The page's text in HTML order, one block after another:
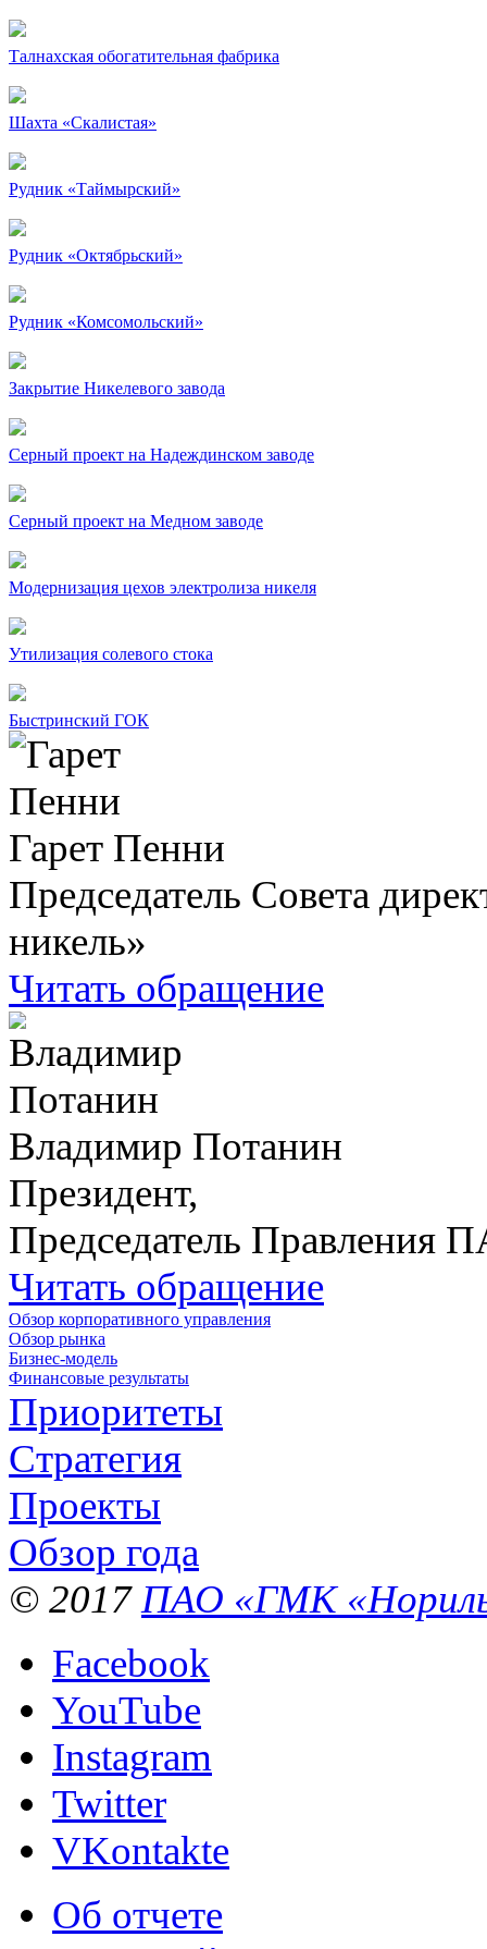
Талнахская обогатительная фабрика
Шахта «Скалистая»
Рудник «Таймырский»
Рудник «Октябрьский»
Рудник «Комсомольский»
Закрытие Никелевого завода
Серный проект на Надеждинском заводе
Серный проект на Медном заводе
Модернизация цехов электролиза никеля
Утилизация солевого стока
Быстринский ГОК
Гарет Пенни
Председатель Совета
никель»
Читать обращение
Владимир Потанин
Президент,
Председатель Правления
Читать обращение
Обзор корпоративного управления
Обзор рынка
Бизнес-модель
Финансовые результаты
Приоритеты
Стратегия
Проекты
Обзор года
© 2017 ПАО «ГМК
Facebook
YouTube
Instagram
Twitter
VKontakte
Об отчете